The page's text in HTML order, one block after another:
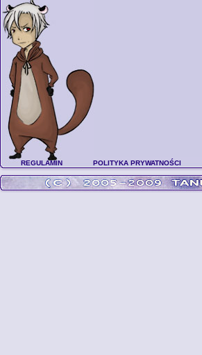
REGULAMIN POLITYKA PRYWATNOŚCI